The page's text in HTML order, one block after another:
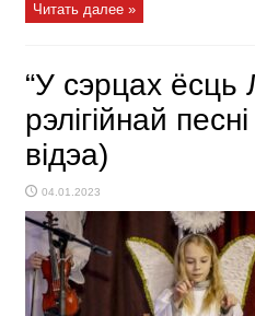
Читать далее »
“У сэрцах
рэлігійнай
відэа)
04.01.2023